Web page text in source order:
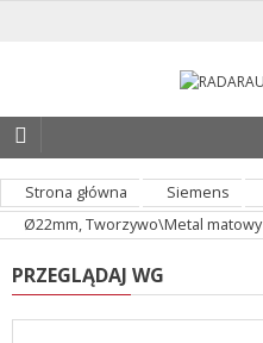
Strona główna Siemens
Ø22mm, Tworzywo\Metal matowy
PRZEGLĄDAJ WG